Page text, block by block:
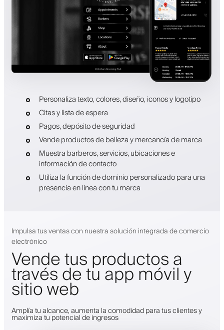
Personaliza texto, colores, diseño, iconos y logotipo
Citas y lista de espera
Pagos, depósito de seguridad
Vende productos de belleza y mercancía de marca
Muestra barberos, servicios, ubicaciones e
información de contacto
Utiliza la función de dominio personalizado para una
presencia en línea con tu marca
Impulsa tus ventas con nuestra solución integrada de comercio
electrónico
Vende tus productos a
través de tu app móvil y
sitio web
Amplía tu alcance, aumenta la comodidad para tus clientes y
maximiza tu potencial de ingresos